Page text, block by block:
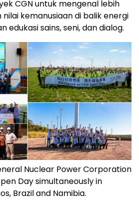
CGN untuk mengenal lebih
kemanusiaan di balik energi
edukasi sains, seni, dan dialog.
Nuclear Power Corporation
Day simultaneously in
Brazil and Namibia.